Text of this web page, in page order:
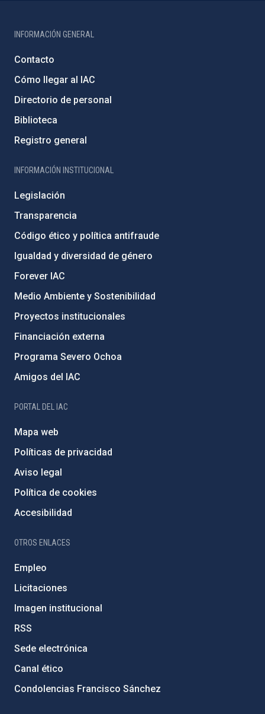
INFORMACIÓN GENERAL
Contacto
Cómo llegar al IAC
Directorio de personal
Biblioteca
Registro general
INFORMACIÓN INSTITUCIONAL
Legislación
Transparencia
Código ético y política antifraude
Igualdad y diversidad de género
Forever IAC
Medio Ambiente y Sostenibilidad
Proyectos institucionales
Financiación externa
Programa Severo Ochoa
Amigos del IAC
PORTAL DEL IAC
Mapa web
Políticas de privacidad
Aviso legal
Política de cookies
Accesibilidad
OTROS ENLACES
Empleo
Licitaciones
Imagen institucional
RSS
Sede electrónica
Canal ético
Condolencias Francisco Sánchez